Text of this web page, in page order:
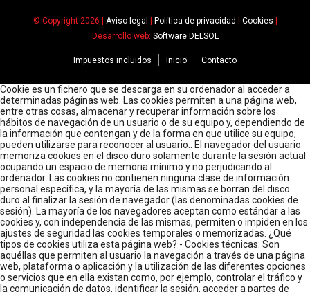
© Copyright 2026 | Aviso legal Política de privacidad Cookies
Desarrollo web: Software DELSOL
Impuestos incluidos Inicio Contacto
Cookie es un fichero que se descarga en su ordenador al acceder a
determinadas páginas web. Las cookies permiten a una página web,
entre otras cosas, almacenar y recuperar información sobre los
hábitos de navegación de un usuario o de su equipo y, dependiendo de
la información que contengan y de la forma en que utilice su equipo,
pueden utilizarse para reconocer al usuario.. El navegador del usuario
memoriza cookies en el disco duro solamente durante la sesión actual
ocupando un espacio de memoria mínimo y no perjudicando al
ordenador. Las cookies no contienen ninguna clase de información
personal específica, y la mayoría de las mismas se borran del disco
duro al finalizar la sesión de navegador (las denominadas cookies de
sesión). La mayoría de los navegadores aceptan como estándar a las
cookies y, con independencia de las mismas, permiten o impiden en los
ajustes de seguridad las cookies temporales o memorizadas. ¿Qué
tipos de cookies utiliza esta página web? - Cookies técnicas: Son
aquéllas que permiten al usuario la navegación a través de una página
web, plataforma o aplicación y la utilización de las diferentes opciones
o servicios que en ella existan como, por ejemplo, controlar el tráfico y
la comunicación de datos, identificar la sesión, acceder a partes de